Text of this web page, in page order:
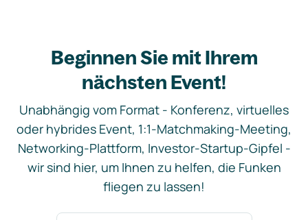
Beginnen Sie mit Ihrem
nächsten Event!
Unabhängig vom Format - Konferenz, virtuelles
oder hybrides Event, 1:1-Matchmaking-Meeting,
Networking-Plattform, Investor-Startup-Gipfel -
wir sind hier, um Ihnen zu helfen, die Funken
fliegen zu lassen!